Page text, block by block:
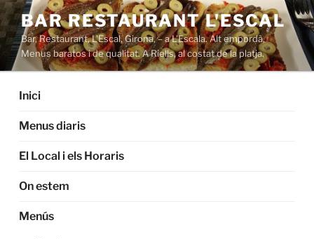
Saltar
al
contenido
BAR RESTAURANT L'ESCAL
Bar, Restaurant, L'Escal, Girona, – a L'Escala. Alt empordà,
Menus baratos i de qualitat. A Riells, al costat de la platja.
Inici
Menus diaris
El Local i els Horaris
On estem
Menús